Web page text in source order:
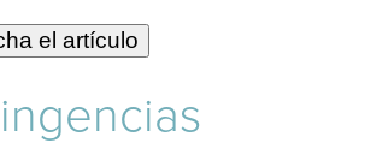
el artículo